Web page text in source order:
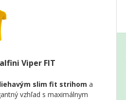
Viper FIT
slim fit strihom a
vzhľad s maximálnym